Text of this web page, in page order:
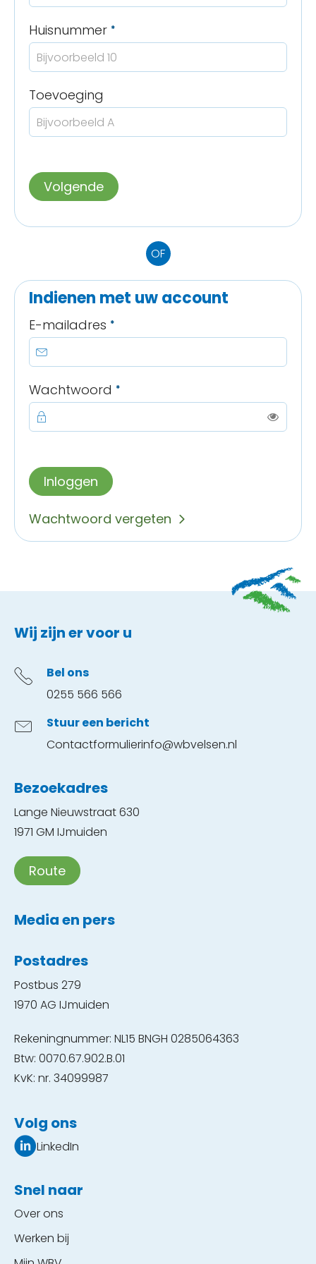
Huisnummer *
Toevoeging
Volgende
OF
Indienen met uw account
E-mailadres *
Wachtwoord *
Inloggen
Wachtwoord vergeten
Contactinformatie
Wij zijn er voor u
Bel ons
0255 566 566
Stuur een bericht
Contactformulierinfo@wbvelsen.nl
Bezoekadres
Lange Nieuwstraat 630
1971 GM IJmuiden
Route
Media en pers
Postadres
Postbus 279
1970 AG IJmuiden
Rekeningnummer: NL15 BNGH 0285064363
Btw: 0070.67.902.B.01
KvK: nr. 34099987
Volg ons
LinkedIn
Snel naar
Over ons
Werken bij